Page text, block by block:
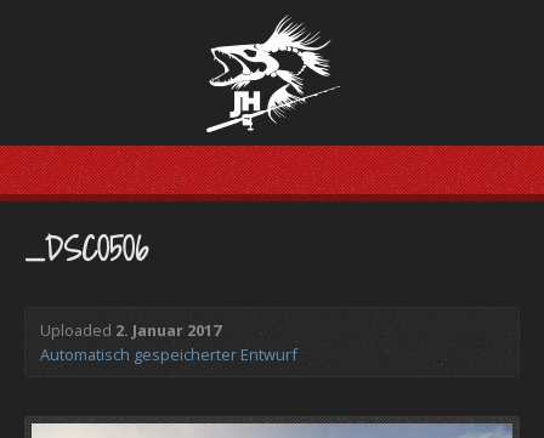
_DSC0506
Uploaded 2. Januar 2017
Automatisch gespeicherter Entwurf